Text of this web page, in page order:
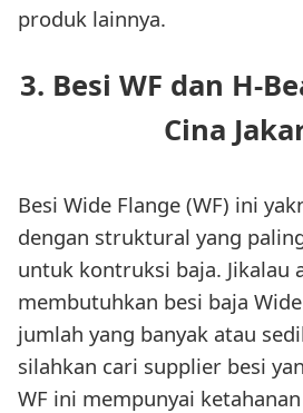
produk lainnya.
3. Besi WF dan H-
Cina
Besi Wide Flange (WF) ini
dengan struktural yang
untuk kontruksi baja. Jikalau
membutuhkan besi baja
jumlah yang banyak atau
silahkan cari supplier besi
WF ini mempunyai